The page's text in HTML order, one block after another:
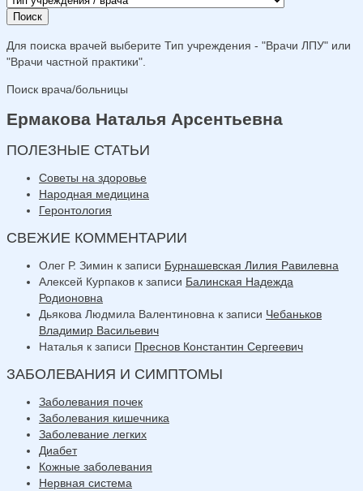
Поиск
Для поиска врачей выберите Тип учреждения - "Врачи ЛПУ" или
"Врачи частной практики".
Поиск врача/больницы
Ермакова Наталья Арсентьевна
ПОЛЕЗНЫЕ СТАТЬИ
Советы на здоровье
Народная медицина
Геронтология
СВЕЖИЕ КОММЕНТАРИИ
Олег Р. Зимин к записи Бурнашевская Лилия Равилевна
Алексей Курпаков к записи Балинская Надежда
Родионовна
Дьякова Людмила Валентиновна к записи Чебаньков
Владимир Васильевич
Наталья к записи Преснов Константин Сергеевич
ЗАБОЛЕВАНИЯ И СИМПТОМЫ
Заболевания почек
Заболевания кишечника
Заболевание легких
Диабет
Кожные заболевания
Нервная система